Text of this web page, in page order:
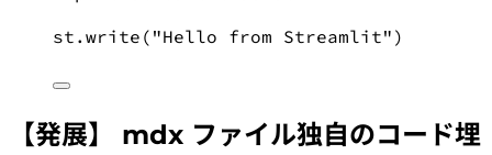
st.write( "Hello from Streamlit" )
【発展】 mdx ファイル独自のコード埋